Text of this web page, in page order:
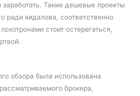
Такие дешевые проекты
ради кидалова, соответственно
стоит остерегаться,
обзора была использована
брокера,